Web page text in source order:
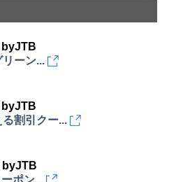
byJTB
リーン...
byJTB
割引クー...
byJTB
ポン...